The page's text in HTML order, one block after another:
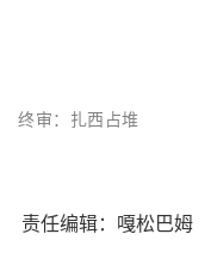
终审：扎西占堆
责任编辑：嘎松巴姆